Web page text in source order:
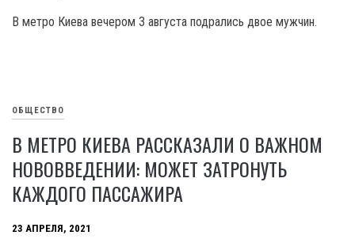
В метро Киева вечером 3 августа подрались двое мужчин.
ОБЩЕСТВО
В МЕТРО КИЕВА РАССКАЗАЛИ О ВАЖНОМ
НОВОВВЕДЕНИИ: МОЖЕТ ЗАТРОНУТЬ
КАЖДОГО ПАССАЖИРА
23 АПРЕЛЯ, 2021